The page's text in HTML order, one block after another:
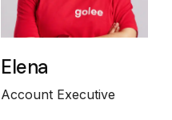
Elena
Account Executive